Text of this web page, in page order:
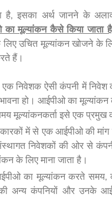
है, इसका अर्थ जानने के
मूल्यांकन कैसे किया जाता
उचित मूल्यांकन खोजने के
हैं।
एक निवेशक ऐसी कंपनी में निवेश
हो। आईपीओ का
मूल्यांकनकर्ता इसे एक प्रमुख
में से एक आईपीओ की मांग
निवेशकों की ओर से
के लिए माना जाता है।
का मूल्यांकन करते समय,
की अन्य कंपनियों और उनके